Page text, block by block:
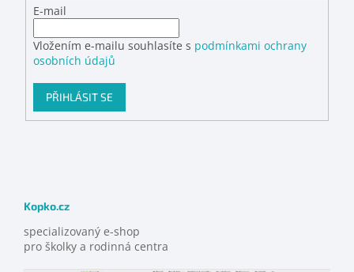
E-mail
Vložením e-mailu souhlasíte s podmínkami ochrany
osobních údajů
PŘIHLÁSIT SE
Kopko.cz
specializovaný e-shop
pro školky a rodinná centra